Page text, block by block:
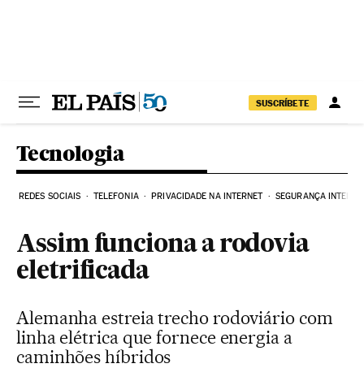
SUSCRÍBETE
Tecnologia
REDES SOCIAIS TELEFONIA PRIVACIDADE NA INTERNET SEGURANÇA
Assim funciona a rodovia
eletrificada
Alemanha estreia trecho rodoviário com
linha elétrica que fornece energia a
caminhões híbridos